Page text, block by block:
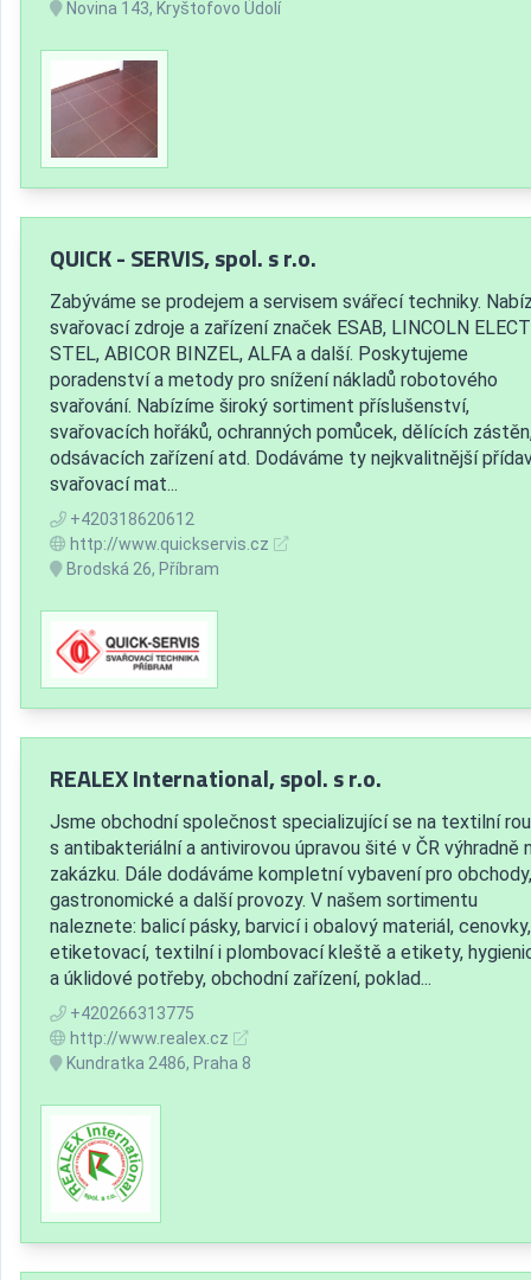
Novina 143, Kryštofovo Údolí
QUICK - SERVIS, spol. s r.o.
Zabýváme se prodejem a servisem svářecí techniky.
svařovací zdroje a zařízení značek ESAB, LINCOLN
STEL, ABICOR BINZEL, ALFA a další. Poskytujeme
poradenství a metody pro snížení nákladů robotového
svařování. Nabízíme široký sortiment příslušenství,
svařovacích hořáků, ochranných pomůcek, dělících
odsávacích zařízení atd. Dodáváme ty nejkvalitnější
svařovací mat...
+420318620612
http://www.quickservis.cz
Brodská 26, Příbram
REALEX International, spol. s r.o.
Jsme obchodní společnost specializující se na textilní
s antibakteriální a antivirovou úpravou šité v ČR výhradně
zakázku. Dále dodáváme kompletní vybavení pro obchody,
gastronomické a další provozy. V našem sortimentu
naleznete: balicí pásky, barvicí i obalový materiál, cenovky,
etiketovací, textilní i plombovací kleště a etikety,
a úklidové potřeby, obchodní zařízení, poklad...
+420266313775
http://www.realex.cz
Kundratka 2486, Praha 8